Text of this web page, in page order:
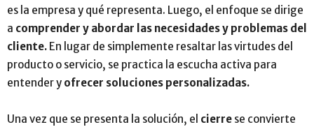
es la empresa y qué representa. Luego, el enfoque se dirige
a comprender y abordar las necesidades y problemas del
cliente. En lugar de simplemente resaltar las virtudes del
producto o servicio, se practica la escucha activa para
entender y ofrecer soluciones personalizadas.
Una vez que se presenta la solución, el cierre se convierte